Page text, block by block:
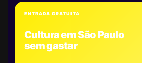
ENTRADA GRATUITA
Cultura em São Paulo
sem gastar